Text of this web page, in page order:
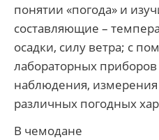
понятии «погода» и
составляющие –
осадки, силу ветра; с
лабораторных
наблюдения, измерения
различных погодных
В чемодане